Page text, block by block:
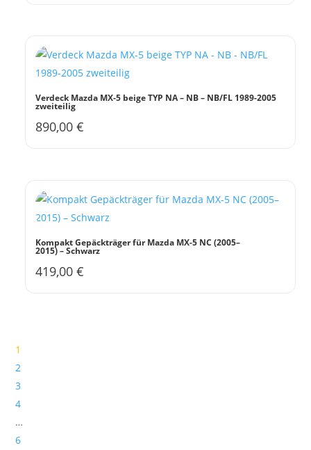
Verdeck Mazda MX-5 beige TYP NA – NB – NB/FL 1989-2005
zweiteilig
890,00€
Kompakt Gepäckträger für Mazda MX-5 NC (2005–
2015) – Schwarz
419,00€
1
2
3
4
…
6